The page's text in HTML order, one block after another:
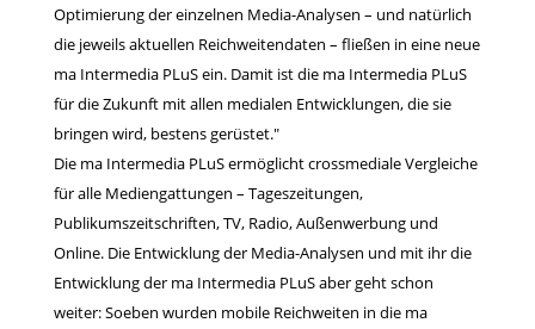
Optimierung der einzelnen Media-Analysen – und natürlich
die jeweils aktuellen Reichweitendaten – fließen in eine neue
ma Intermedia PLuS ein. Damit ist die ma Intermedia PLuS
für die Zukunft mit allen medialen Entwicklungen, die sie
bringen wird, bestens gerüstet."
Die ma Intermedia PLuS ermöglicht crossmediale Vergleiche
für alle Mediengattungen – Tageszeitungen,
Publikumszeitschriften, TV, Radio, Außenwerbung und
Online. Die Entwicklung der Media-Analysen und mit ihr die
Entwicklung der ma Intermedia PLuS aber geht schon
weiter: Soeben wurden mobile Reichweiten in die ma